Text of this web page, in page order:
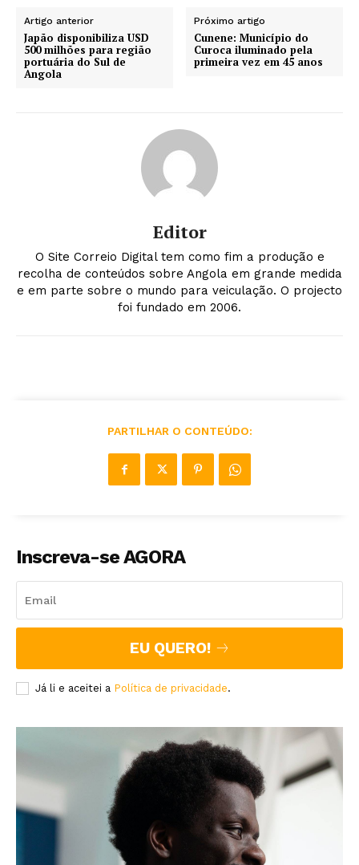
Artigo anterior
Japão disponibiliza USD
500 milhões para região
portuária do Sul de
Angola
Próximo artigo
Cunene: Município do
Curoca iluminado pela
primeira vez em 45 anos
Editor
O Site Correio Digital tem como fim a produção e
recolha de conteúdos sobre Angola em grande medida
e em parte sobre o mundo para veiculação. O projecto
foi fundado em 2006.
PARTILHAR O CONTEÚDO:
Inscreva-se AGORA
EU QUERO!
Já li e aceitei a Política de privacidade.